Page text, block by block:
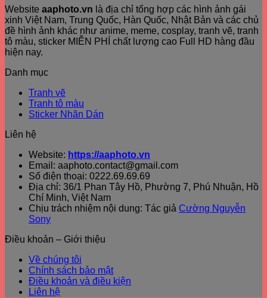
Website aaphoto.vn là địa chỉ tổng hợp các hình ảnh gái
xinh Việt Nam, Trung Quốc, Hàn Quốc, Nhật Bản và các chủ
đề hình ảnh khác như anime, meme, cosplay, tranh vẽ, tranh
tô màu, sticker MIỄN PHÍ chất lượng cao Full HD hàng đầu
hiện nay.
Danh mục
Tranh vẽ
Tranh tô màu
Sticker Nhãn Dán
Liên hệ
Website: https://aaphoto.vn
Email: aaphoto.contact@gmail.com
Số điện thoại: 0222.69.69.69
Địa chỉ: 36/1 Phan Tây Hồ, Phường 7, Phú Nhuận, Hồ
Chí Minh, Việt Nam
Chịu trách nhiệm nội dung: Tác giả Cường Nguyễn
Sony
Điều khoản – Giới thiệu
Về chúng tôi
Chính sách bảo mật
Điều khoản và điều kiện
Liên hệ